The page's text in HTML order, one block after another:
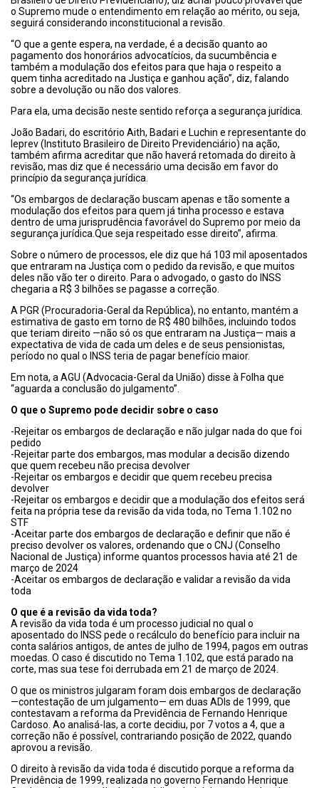
o Supremo mude o entendimento em relação ao mérito, ou seja,
seguirá considerando inconstitucional a revisão.
“O que a gente espera, na verdade, é a decisão quanto ao
pagamento dos honorários advocatícios, da sucumbência e
também a modulação dos efeitos para que haja o respeito a
quem tinha acreditado na Justiça e ganhou ação”, diz, falando
sobre a devolução ou não dos valores.
Para ela, uma decisão neste sentido reforça a segurança jurídica.
João Badari, do escritório Aith, Badari e Luchin e representante do
Ieprev (Instituto Brasileiro de Direito Previdenciário) na ação,
também afirma acreditar que não haverá retomada do direito à
revisão, mas diz que é necessário uma decisão em favor do
princípio da segurança jurídica.
“Os embargos de declaração buscam apenas e tão somente a
modulação dos efeitos para quem já tinha processo e estava
dentro de uma jurisprudência favorável do Supremo por meio da
segurança jurídica.Que seja respeitado esse direito”, afirma.
Sobre o número de processos, ele diz que há 103 mil aposentados
que entraram na Justiça com o pedido da revisão, e que muitos
deles não vão ter o direito. Para o advogado, o gasto do INSS
chegaria a R$ 3 bilhões se pagasse a correção.
A PGR (Procuradoria-Geral da República), no entanto, mantém a
estimativa de gasto em torno de R$ 480 bilhões, incluindo todos
que teriam direito —não só os que entraram na Justiça— mais a
expectativa de vida de cada um deles e de seus pensionistas,
período no qual o INSS teria de pagar benefício maior.
Em nota, a AGU (Advocacia-Geral da União) disse à Folha que
“aguarda a conclusão do julgamento”.
O que o Supremo pode decidir sobre o caso
-Rejeitar os embargos de declaração e não julgar nada do que foi
pedido
-Rejeitar parte dos embargos, mas modular a decisão dizendo
que quem recebeu não precisa devolver
-Rejeitar os embargos e decidir que quem recebeu precisa
devolver
-Rejeitar os embargos e decidir que a modulação dos efeitos será
feita na própria tese da revisão da vida toda, no Tema 1.102 no
STF
-Aceitar parte dos embargos de declaração e definir que não é
preciso devolver os valores, ordenando que o CNJ (Conselho
Nacional de Justiça) informe quantos processos havia até 21 de
março de 2024
-Aceitar os embargos de declaração e validar a revisão da vida
toda
O que é a revisão da vida toda?
A revisão da vida toda é um processo judicial no qual o
aposentado do INSS pede o recálculo do benefício para incluir na
conta salários antigos, de antes de julho de 1994, pagos em outras
moedas. O caso é discutido no Tema 1.102, que está parado na
corte, mas sua tese foi derrubada em 21 de março de 2024.
O que os ministros julgaram foram dois embargos de declaração
—contestação de um julgamento— em duas ADIs de 1999, que
contestavam a reforma da Previdência de Fernando Henrique
Cardoso. Ao analisá-las, a corte decidiu, por 7 votos a 4, que a
correção não é possível, contrariando posição de 2022, quando
aprovou a revisão.
O direito à revisão da vida toda é discutido porque a reforma da
Previdência de 1999, realizada no governo Fernando Henrique